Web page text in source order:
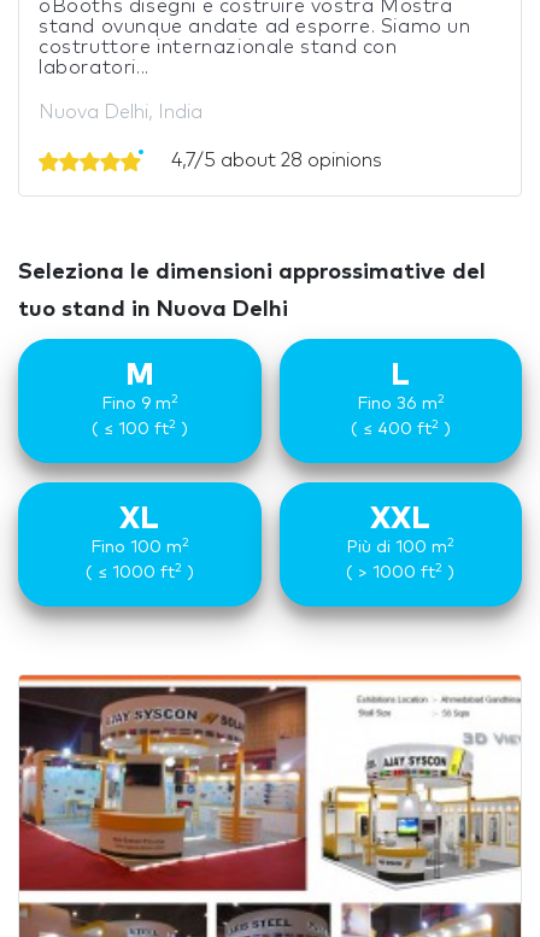
oBooths disegni e costruire vostra Mostra
stand ovunque andate ad esporre. Siamo un
costruttore internazionale stand con
laboratori...
Nuova Delhi, India
4,7/5 about 28 opinions
Seleziona le dimensioni approssimative del
tuo stand in Nuova Delhi
M
Fino 9 m2
( ≤ 100 ft2)
L
Fino 36 m2
( ≤ 400 ft2)
XL
Fino 100 m2
( ≤ 1000 ft2)
XXL
Più di 100 m2
( > 1000 ft2 )